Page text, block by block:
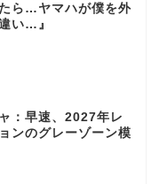
ら…ヤマハが僕を外
い…』
：早速、2027年レ
ンのグレーゾーン模